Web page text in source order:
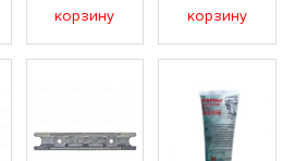
корзину
корзину